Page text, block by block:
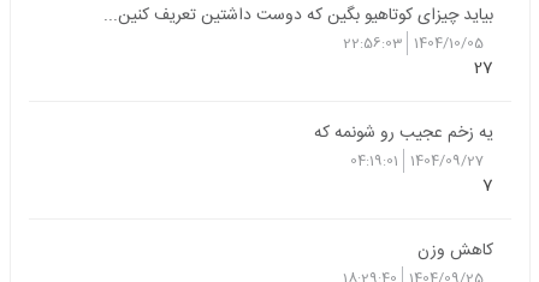
بیاید چیزای کوتاهیو بگین که دوست داشتین تعریف کنین...
1404/10/05
22:56:03
27
یه زخم عجیب رو شونمه که
1404/09/27
04:19:01
7
کاهش وزن